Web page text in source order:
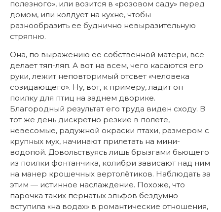
полезного», или возится в «розовом саду» перед
домом, или колдует на кухне, чтобы
разнообразить ее буднично невыразительную
стряпню.
Она, по выражению ее собственной матери, все
делает тяп-ляп. А вот на всем, чего касаются его
руки, лежит неповторимый отсвет «человека
созидающего». Ну, вот, к примеру, ладит он
поилку для птиц на заднем дворике.
Благородный результат его труда виден сходу. В
тот же день дискретно резкие в полете,
невесомые, радужной окраски птахи, размером с
крупных мух, начинают прилетать на мини-
водопой. Довольствуясь лишь брызгами бьющего
из поилки фонтанчика, колибри зависают над ним
на манер крошечных вертолётиков. Наблюдать за
этим — истинное наслаждение. Похоже, что
парочка таких пернатых эльфов бездумно
вступила «на водах» в романтические отношения,